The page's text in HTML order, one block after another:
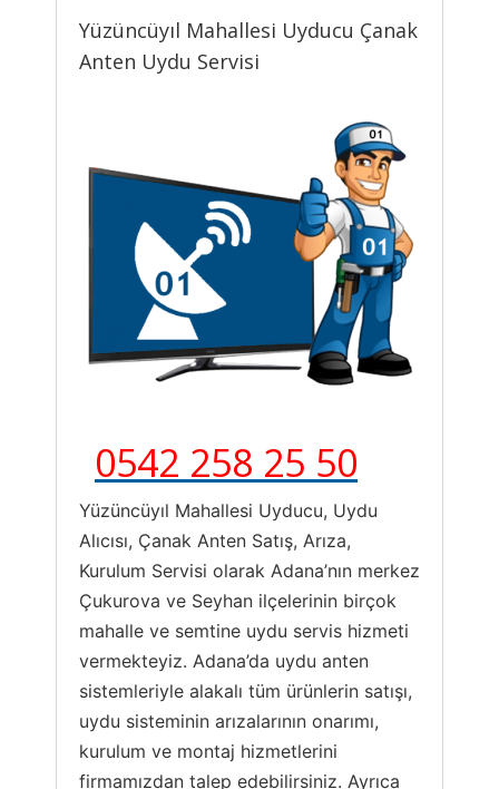
Yüzüncüyıl Mahallesi Uyducu Çanak
Anten Uydu Servisi
0542 258 25 50
Yüzüncüyıl Mahallesi Uyducu, Uydu
Alıcısı, Çanak Anten Satış, Arıza,
Kurulum Servisi olarak Adana’nın merkez
Çukurova ve Seyhan ilçelerinin birçok
mahalle ve semtine uydu servis hizmeti
vermekteyiz. Adana’da uydu anten
sistemleriyle alakalı tüm ürünlerin satışı,
uydu sisteminin arızalarının onarımı,
kurulum ve montaj hizmetlerini
firmamızdan talep edebilirsiniz. Ayrıca